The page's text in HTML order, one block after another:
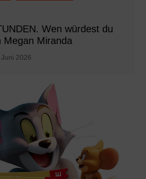
Wen würdest du
Megan Miranda
2026